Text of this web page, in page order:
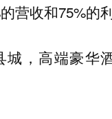
营收和75%的利
城，高端豪华